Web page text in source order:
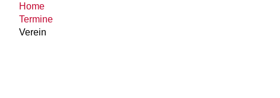
Home
Termine
Verein